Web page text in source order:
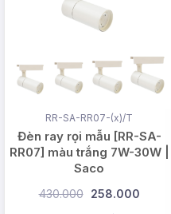
RR-SA-RR07-(x)/T
Đèn ray rọi mẫu [RR-SA-
RR07] màu trắng 7W-30W |
Saco
430.000 258.000